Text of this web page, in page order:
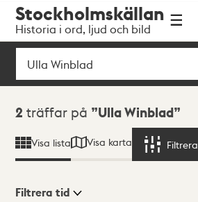
navigationen
huvudinnehållet
Stockholmskällan
Historia i ord, ljud och bild
Sök
Sökresultat
2 träffar på Ulla Winblad
Visa lista Visa karta Filtrera
Filtrera tid